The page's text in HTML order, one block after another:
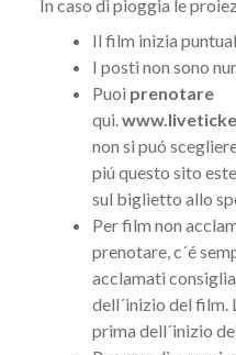
In caso di pioggia le
Il film inizia
I posti non sono
Puoi prenotare
qui.
non si puó
piú questo sito
sul biglietto allo
Per film non
prenotare, c´é
acclamati
dell´inizio del film.
prima dell´inizio